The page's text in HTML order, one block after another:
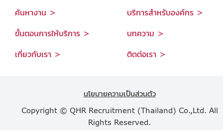
ค้นหางาน > บริการสำหรับองค์กร >
ขั้นตอนการให้บริการ > บทความ >
เกี่ยวกับเรา > ติดต่อเรา >
นโยบายความเป็นส่วนตัว
Copyright © QHR Recruitment (Thailand) Co.,Ltd. All
Rights Reserved.